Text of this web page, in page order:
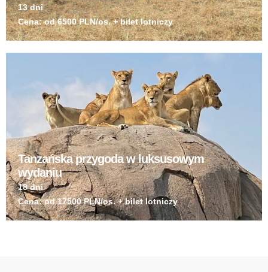
13 dni
Cena: od 6500 PLN/os. + bilet lotniczy
Tanzańska przygoda w luksusowym
wydaniu
18 dni
Cena: od 17500 PLN/os. + bilet lotniczy